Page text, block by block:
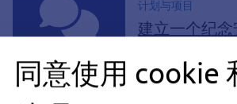
计划与项目
建立一个纪
将与各项目合作
前疗养院（
同意使用 cookie